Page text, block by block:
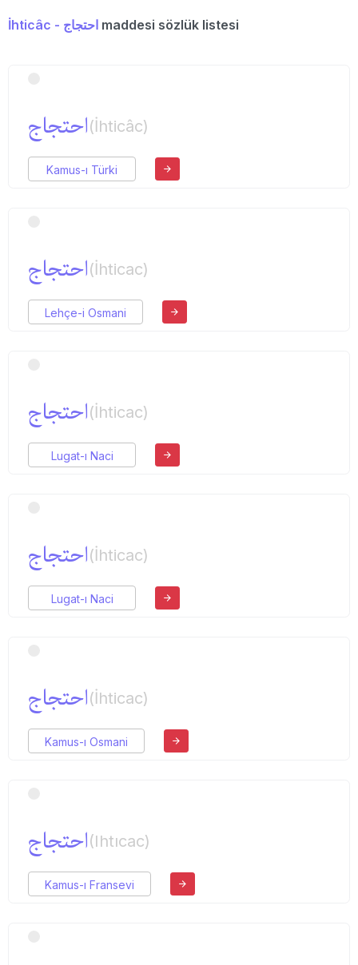
İhticâc - احتجاج maddesi sözlük listesi
احتجاج(İhticâc)
Kamus-ı Türki
احتجاج(İhticac)
Lehçe-i Osmani
احتجاج(İhticac)
Lugat-ı Naci
احتجاج(İhticac)
Lugat-ı Naci
احتجاج(İhticac)
Kamus-ı Osmani
احتجاج(Ihtıcac)
Kamus-ı Fransevi